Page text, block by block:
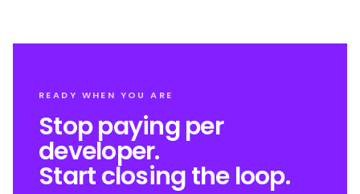
READY WHEN YOU ARE
Stop paying per
developer.
Start closing the loop.